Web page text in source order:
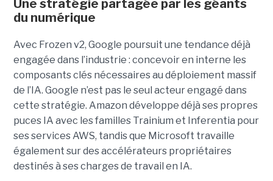
Une stratégie partagée par les géants
du numérique
Avec Frozen v2, Google poursuit une tendance déjà
engagée dans l’industrie : concevoir en interne les
composants clés nécessaires au déploiement massif
de l’IA. Google n’est pas le seul acteur engagé dans
cette stratégie. Amazon développe déjà ses propres
puces IA avec les familles Trainium et Inferentia pour
ses services AWS, tandis que Microsoft travaille
également sur des accélérateurs propriétaires
destinés à ses charges de travail en IA.